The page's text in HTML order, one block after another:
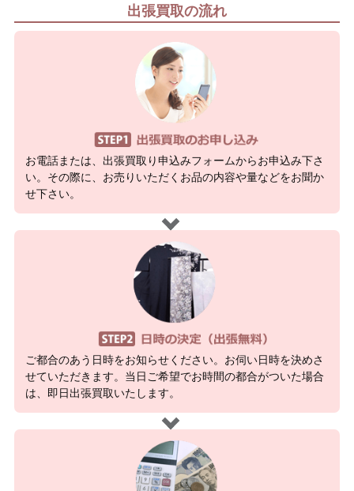
出張買取の流れ
お電話または、出張買取り申込みフォームからお申込み下さ
い。その際に、お売りいただくお品の内容や量などをお聞か
せ下さい。
ご都合のあう日時をお知らせください。お伺い日時を決めさ
せていただきます。当日ご希望でお時間の都合がついた場合
は、即日出張買取いたします。